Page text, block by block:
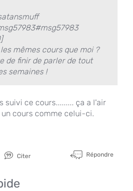
mêmes cours que moi ?
de finir de parler de tout
semaines !
suivi ce cours......... ça a l'air
cours comme celui-ci.
Citer Répondre